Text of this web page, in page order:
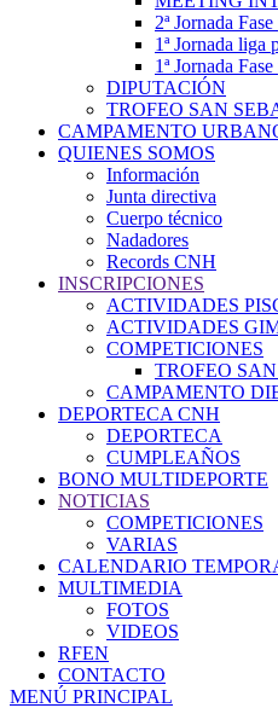
2ª Jornada
1ª Jornada
1ª Jornada
DIPUTACIÓN
TROFEO SAN
CAMPAMENTO
QUIENES SOMOS
Información
Junta directiva
Cuerpo técnico
Nadadores
Records CNH
INSCRIPCIONES
ACTIVIDADES
ACTIVIDADES
COMPETICIONES
TROFEO
CAMPAMENTO
DEPORTECA CNH
DEPORTECA
CUMPLEAÑOS
BONO MULTIDEPORTE
NOTICIAS
COMPETICIONES
VARIAS
CALENDARIO
MULTIMEDIA
FOTOS
VIDEOS
RFEN
CONTACTO
MENÚ PRINCIPAL